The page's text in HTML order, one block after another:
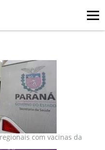
com vacinas da